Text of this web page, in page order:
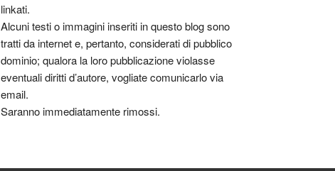
linkati.
Alcuni testi o immagini inseriti in questo blog sono
tratti da internet e, pertanto, considerati di pubblico
dominio; qualora la loro pubblicazione violasse
eventuali diritti d’autore, vogliate comunicarlo via
email.
Saranno immediatamente rimossi.